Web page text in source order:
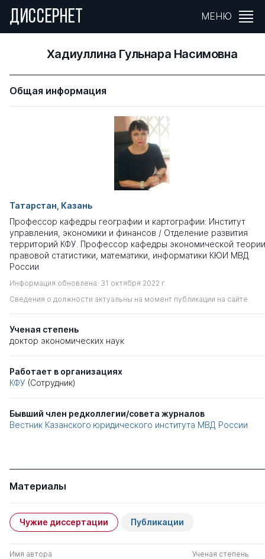
ДИССЕРНЕТ МЕНЮ
Хадиуллина Гульнара Насимовна
Общая информация
Татарстан, Казань
Профессор кафедры географии и картографии: Институт
управления, экономики и финансов / Отделение развития
территорий КФУ. Профессор кафедры экономической
правовой статистики, математики, информатики КЮИ МВД
России
Информация обновлена: 31 октября 2022 г.
Сведения о должности актуальны на момент публикации на сайте
Ученая степень
доктор экономических наук
Работает в организациях
КФУ (Сотрудник)
Бывший член редколлегии/совета журналов
Вестник Казанского юридического института МВД России
Материалы
Чужие диссертации Публикации
Имя автора Ученая степень